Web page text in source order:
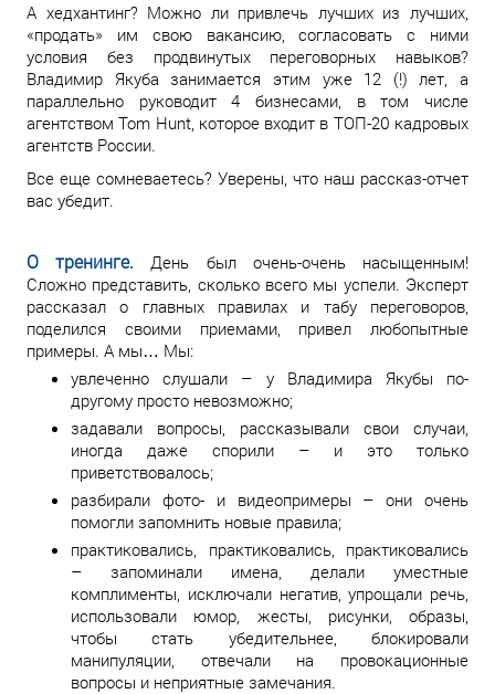
А хедхантинг? Можно ли привлечь лучших из лучших,
«продать» им свою вакансию, согласовать с ними
условия без продвинутых переговорных навыков?
Владимир Якуба занимается этим уже 12 (!) лет, а
параллельно руководит 4 бизнесами, в том числе
агентством Tom Hunt, которое входит в ТОП-20 кадровых
агентств России.
Все еще сомневаетесь? Уверены, что наш рассказ-отчет
вас убедит.
О тренинге. День был очень-очень насыщенным!
Сложно представить, сколько всего мы успели. Эксперт
рассказал о главных правилах и табу переговоров,
поделился своими приемами, привел любопытные
примеры. А мы… Мы:
увлеченно слушали – у Владимира Якубы по-
другому просто невозможно;
задавали вопросы, рассказывали свои случаи,
иногда даже спорили – и это только
приветствовалось;
разбирали фото- и видеопримеры – они очень
помогли запомнить новые правила;
практиковались, практиковались, практиковались
– запоминали имена, делали уместные
комплименты, исключали негатив, упрощали речь,
использовали юмор, жесты, рисунки, образы,
чтобы стать убедительнее, блокировали
манипуляции, отвечали на провокационные
вопросы и неприятные замечания.